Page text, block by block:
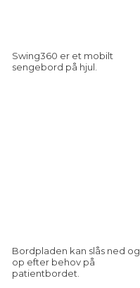
Swing360 er et mobilt
sengebord på hjul.
Bordpladen kan slås ned og
op efter behov på
patientbordet.